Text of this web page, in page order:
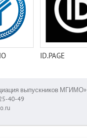
ID.PAGE
выпускников МГИМО»
40-49